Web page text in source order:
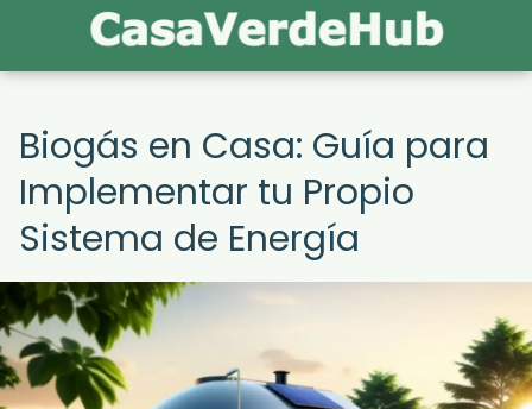
Biogás en Casa: Guía para
Implementar tu Propio
Sistema de Energía